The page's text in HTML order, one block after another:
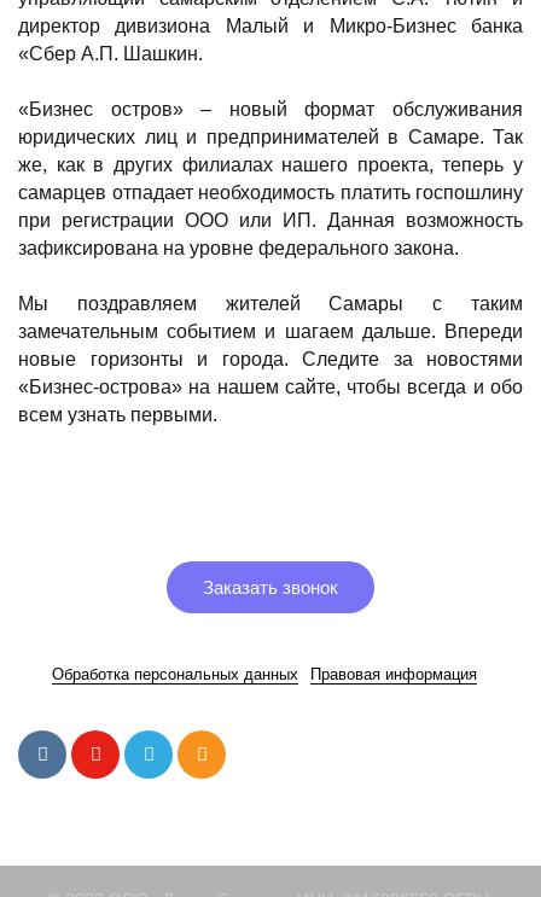
директор дивизиона Малый и Микро-Бизнес банка
«Сбер А.П. Шашкин.
«Бизнес остров» – новый формат обслуживания
юридических лиц и предпринимателей в Самаре. Так
же, как в других филиалах нашего проекта, теперь у
самарцев отпадает необходимость платить госпошлину
при регистрации ООО или ИП. Данная возможность
зафиксирована на уровне федерального закона.
Мы поздравляем жителей Самары с таким
замечательным событием и шагаем дальше. Впереди
новые горизонты и города. Следите за новостями
«Бизнес-острова» на нашем сайте, чтобы всегда и обо
всем узнать первыми.
Заказать звонок
Обработка персональных данных Правовая информация